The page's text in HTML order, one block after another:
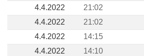
4.4.2022
21:02
4.4.2022 21:02
4.4.2022
14:15
4.4.2022 14:10